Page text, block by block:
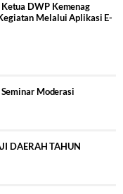
DWP Kemenag
Melalui Aplikasi E-
Moderasi
DAERAH TAHUN